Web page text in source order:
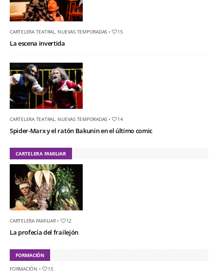
CARTELERA TEATRAL NUEVAS TEMPORADAS • 15
La escena invertida
CARTELERA TEATRAL NUEVAS TEMPORADAS • 14
Spider-Marx y el ratón Bakunin en el último comic
CARTELERA FAMILIAR
CARTELERA FAMILIAR• 12
La profecía del frailejón
FORMACIÓN
FORMACIÓN • 15